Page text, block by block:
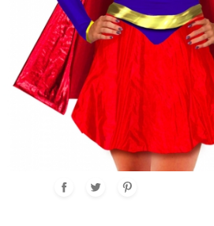
HIPPIE
SEXY
DESSINS ANIMÉS & BD
JEUX VIDEO
HUMOUR ET SEXY
SUR-BOTTES